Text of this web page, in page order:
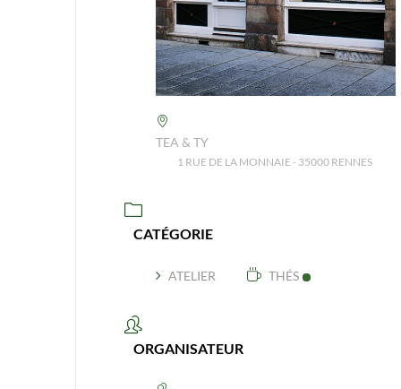
TEA & TY
1 RUE DE LA MONNAIE - 35000 RENNES
CATÉGORIE
ATELIER THÉS
ORGANISATEUR